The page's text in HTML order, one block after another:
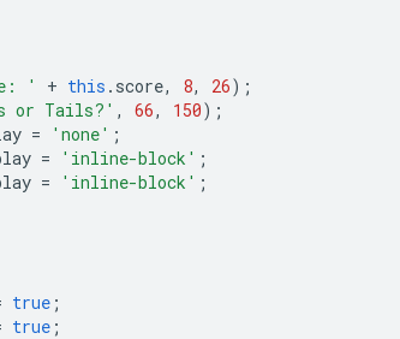
' + this . score, 8, 26);
or Tails?' , 66, 150);
= 'none' ;
= 'inline-block' ;
= 'inline-block' ;
true ;
true ;